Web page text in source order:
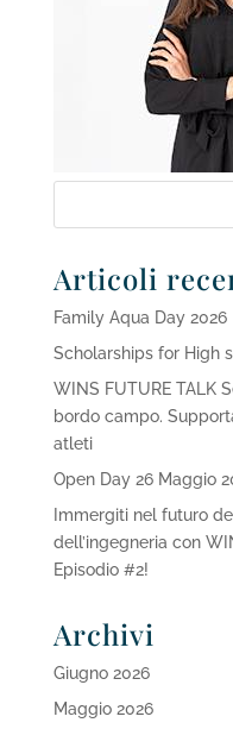
Articoli
Family Aqua Day 2026
Scholarships for High
WINS FUTURE TALK
bordo campo.
atleti
Open Day 26 Maggio
Immergiti nel futuro
dell’ingegneria con
Episodio #2!
Archivi
Giugno 2026
Maggio 2026